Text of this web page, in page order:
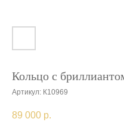
Кольцо с
Артикул: К10969
89 000 р.